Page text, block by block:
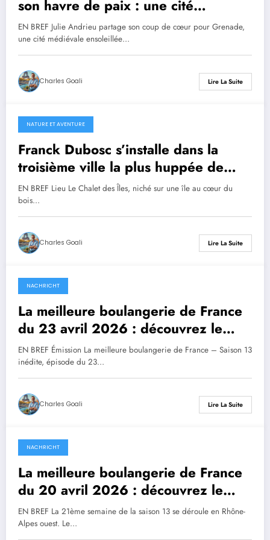
son havre de paix : une cité
médiévale ensoleillée près de la
France, baignée par 300 jours de
soleil par an
EN BREF Julie Andrieu partage son coup de cœur pour Grenade,
une cité médiévale ensoleillée…
Charles Goali Lire La Suite
9 mai 2026
NATURE ET AVENTURE
Franck Dubosc s’installe dans la
troisième ville la plus huppée de
France : une escapade champêtre
hors du temps…
EN BREF Lieu Le Chalet des Îles, niché sur une île au cœur du
bois…
Charles Goali Lire La Suite
23 avril 2026
NACHRICHT
La meilleure boulangerie de France
du 23 avril 2026 : découvrez le
sommaire et le suspense du duel
décisif ce soir !
EN BREF Émission La meilleure boulangerie de France – Saison 13
inédite, épisode du 23…
Charles Goali Lire La Suite
21 avril 2026
NACHRICHT
La meilleure boulangerie de France
du 20 avril 2026 : découvrez le
sommaire et préparez-vous au
verdict du duel final ce soir !
EN BREF La 21ème semaine de la saison 13 se déroule en Rhône-
Alpes ouest. Le…